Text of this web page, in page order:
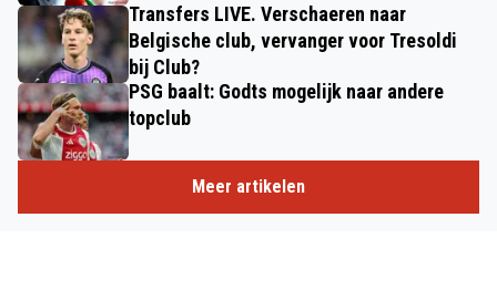
Transfers LIVE. Verschaeren naar
Belgische club, vervanger voor Tresoldi
bij Club?
PSG baalt: Godts mogelijk naar andere
topclub
Meer artikelen